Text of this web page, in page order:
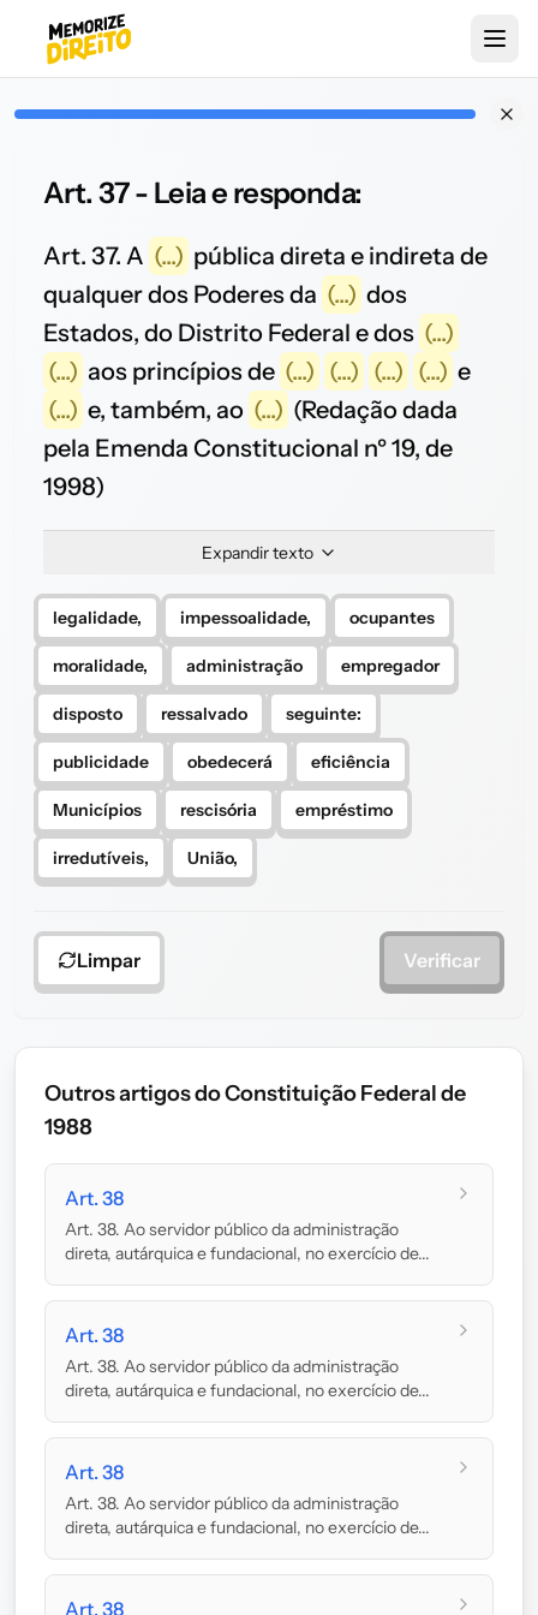
Art. 37 - Leia e responda:
Art. 37. A (...) pública direta e indireta de
qualquer dos Poderes da (...) dos
Estados, do Distrito Federal e dos (...)
(...) aos princípios de (...) (...) (...) (...) e
(...) e, também, ao (...) (Redação dada
pela Emenda Constitucional nº 19, de
1998)
Expandir texto
legalidade, impessoalidade, ocupantes
moralidade, administração empregador
disposto ressalvado seguinte:
publicidade obedecerá eficiência
Municípios rescisória empréstimo
irredutíveis, União,
Limpar Verificar
Outros artigos do Constituição Federal de
1988
Art. 38
Art. 38. Ao servidor público da administração
direta, autárquica e fundacional, no exercício de...
Art. 38
Art. 38. Ao servidor público da administração
direta, autárquica e fundacional, no exercício de...
Art. 38
Art. 38. Ao servidor público da administração
direta, autárquica e fundacional, no exercício de...
Art. 38